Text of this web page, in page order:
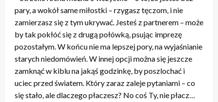
pary, a wokół same miłostki – rzygasz tęczom, i nie
zamierzasz się z tym ukrywać. Jesteś z partnerem – może
by tak pokłóć się z drugą połówką, psując imprezę
pozostałym. W końcu nie ma lepszej pory, na wyjaśnianie
starych niedomówień. W innej opcji można się jeszcze
zamknąć w kiblu na jakąś godzinkę, by poszlochać i
uciec przed światem. Który zaraz zaleje pytaniami – co
się stało, ale dlaczego płaczesz? No coś Ty, nie płacz…